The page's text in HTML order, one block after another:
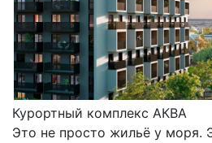
Курортный комплекс АКВА
Это не просто жильё у моря.